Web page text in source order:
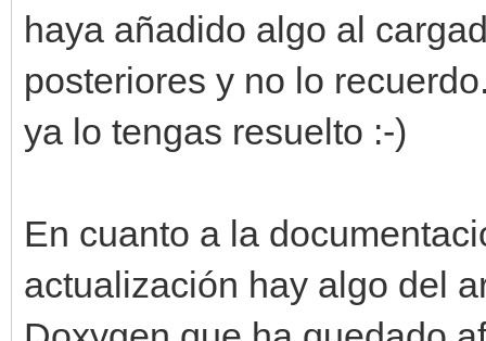
haya añadido algo al
posteriores y no lo
ya lo tengas resuelto :-)
En cuanto a la
actualización hay algo del